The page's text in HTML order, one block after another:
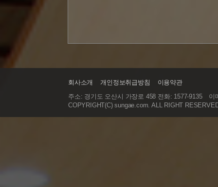
회사소개 개인정보취급방침
이용약관
주소: 경기도 오산시 가장로 458 전화: 1577-9135
이
COPYRIGHT(C) sungae.com. ALL RIGHT